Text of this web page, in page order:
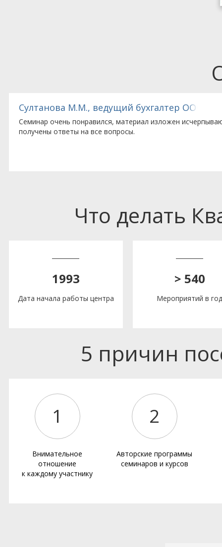
оборудования»
Султанова М.М., ведущий бухгалтер ООО
Семинар очень понравился, материал изложен
получены ответы на все вопросы.
Что делать
1993
Дата начала работы центра
> 540
Мероприятий в год
5 причин
1
Внимательное
отношение
к каждому участнику
2
Авторские программы
семинаров и курсов